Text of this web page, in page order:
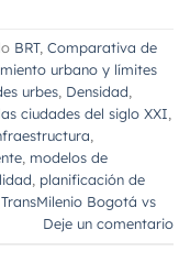
BRT, Comparativa de
urbano y límites
urbes Densidad
ciudades del siglo XXI
modelos de
planificación de
Bogotá vs
Deje un comentario